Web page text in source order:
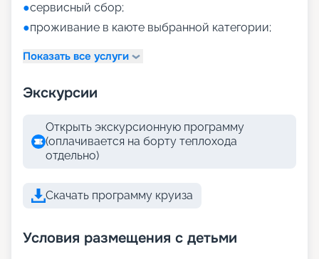
●сервисный сбор;
●проживание в каюте выбранной категории;
Показать все услуги
Экскурсии
Открыть экскурсионную программу
(оплачивается на борту теплохода
отдельно)
Скачать программу круиза
Условия размещения с детьми